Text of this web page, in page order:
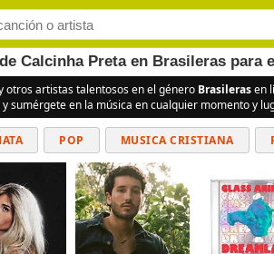
Calcinha Preta en Brasileras para
otros artistas talentosos en el género Brasilerasen
sumérgete en la música en cualquier momento y
POP MUSICA CRISTIANA
CUMBIAS